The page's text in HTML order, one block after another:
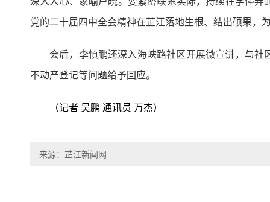
党的二十届四中全会精神在芷江落地生根、结出硕果，
会后，李慎鹏还深入海峡路社区开展微宣讲，与
不动产登记等问题给予回应。
（记者 吴鹏 通讯员 万杰）
来源：芷江新闻网